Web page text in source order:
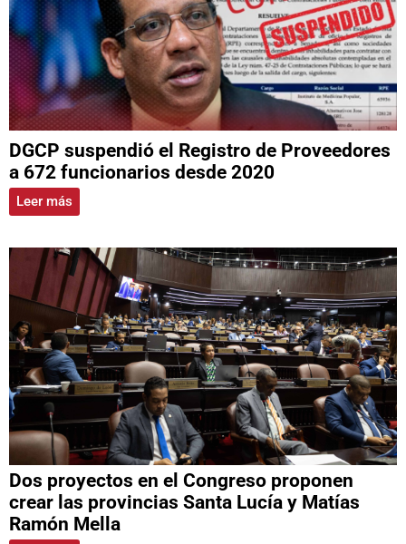
DGCP suspendió el Registro de Proveedores
a 672 funcionarios desde 2020
Leer más
Dos proyectos en el Congreso proponen
crear las provincias Santa Lucía y Matías
Ramón Mella